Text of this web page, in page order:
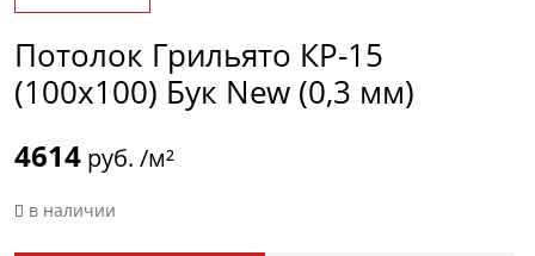
Потолок Грильято КР-15
(100х100) Бук New (0,3 мм)
4614 руб. /м²
в наличии